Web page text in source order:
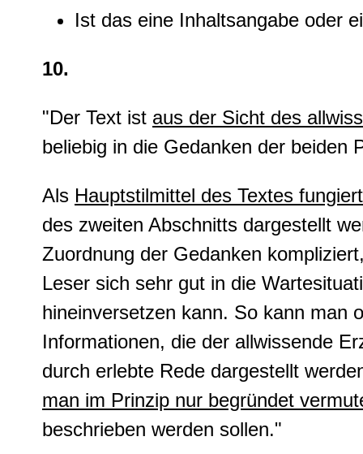
Ist das eine Inhaltsangabe oder
10.
"Der Text ist aus der Sicht des
beliebig in die Gedanken der beiden
Als Hauptstilmittel des Textes
des zweiten Abschnitts dargestellt
Zuordnung der Gedanken
Leser sich sehr gut in die
hineinversetzen kann. So kann man
Informationen, die der allwissende
durch erlebte Rede dargestellt
man im Prinzip nur begründet
beschrieben werden sollen."